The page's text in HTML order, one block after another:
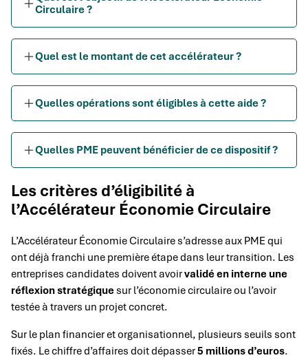
Circulaire ?
Quel est le montant de cet accélérateur ?
Quelles opérations sont éligibles à cette aide ?
Quelles PME peuvent bénéficier de ce dispositif ?
Les critères d’éligibilité à
l’Accélérateur Économie Circulaire
L’Accélérateur Économie Circulaire s’adresse aux PME qui
ont déjà franchi une première étape dans leur transition. Les
entreprises candidates doivent avoirvalidé en interne une
réflexion stratégique sur l’économie circulaire ou l’avoir
testée à travers un projet concret.
Sur le plan financier et organisationnel, plusieurs seuils sont
fixés. Le chiffre d’affaires doit dépasser5 millions d’euros.